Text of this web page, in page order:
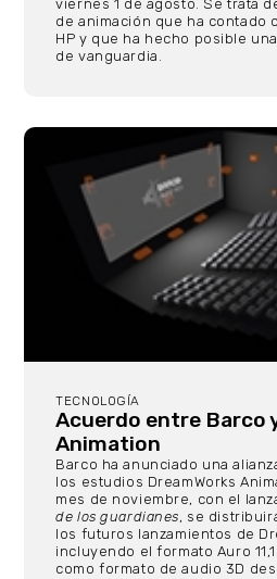
viernes 1 de agosto. Se trata
de animación que ha contado
HP y que ha hecho posible
de vanguardia.
TECNOLOGÍA
Acuerdo entre Barco
Animation
Barco ha anunciado una
los estudios DreamWorks
mes de noviembre, con el
de los guardianes, se
los futuros lanzamientos de
incluyendo el formato Auro
como formato de audio 3D